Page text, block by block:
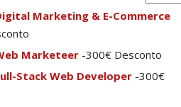
Marketing & E-Commerce
Marketeer -300€ Desconto
Stack Web Developer -300€